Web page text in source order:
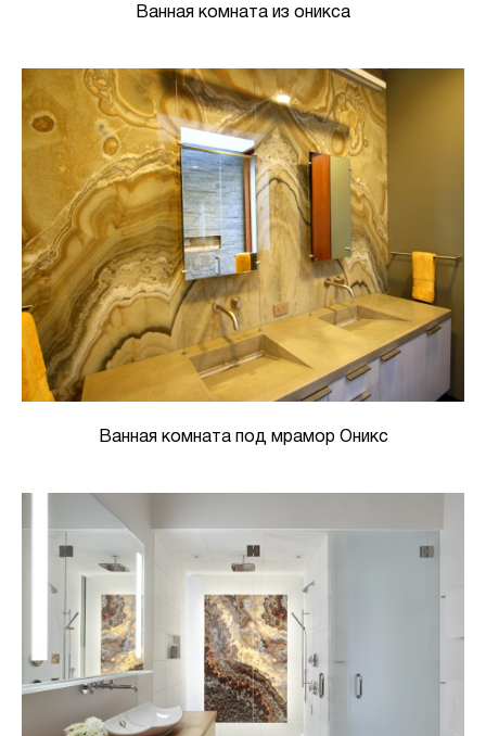
Ванная комната из оникса
Ванная комната под мрамор Оникс